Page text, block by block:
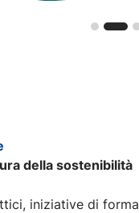
della sostenibilità
iniziative di